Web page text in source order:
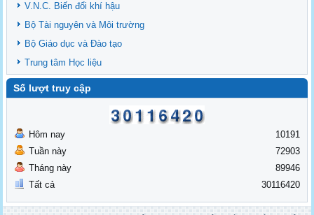
V.N.C. Biến đổi khí hậu
Bộ Tài nguyên và Môi trường
Bộ Giáo dục và Đào tạo
Trung tâm Học liệu
Số lượt truy cập
Hôm nay
Tuần này
Tháng này
Tất cả
10191
72903
89946
30116420